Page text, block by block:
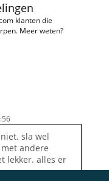
klanten die
Meer weten?
sla wel
andere
lekker. alles er